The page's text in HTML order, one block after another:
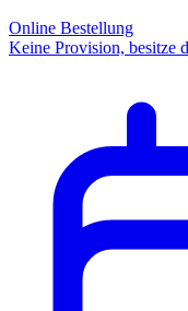
Online Bestellung
Keine Provision, besitze